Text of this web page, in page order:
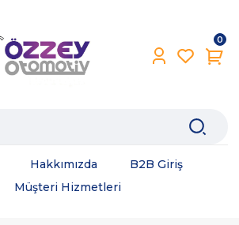
0
Hakkımızda
B2B Giriş
Müşteri Hizmetleri